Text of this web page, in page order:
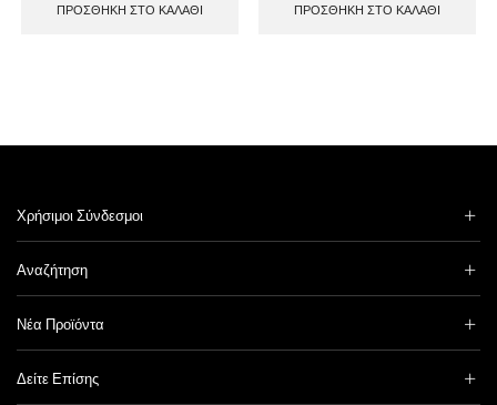
ΠΡΟΣΘΉΚΗ ΣΤΟ ΚΑΛΆΘΙ ΠΡΟΣΘΉΚΗ ΣΤΟ ΚΑΛΆΘΙ
Χρήσιμοι Σύνδεσμοι
Αναζήτηση
Νέα Προϊόντα
Δείτε Επίσης